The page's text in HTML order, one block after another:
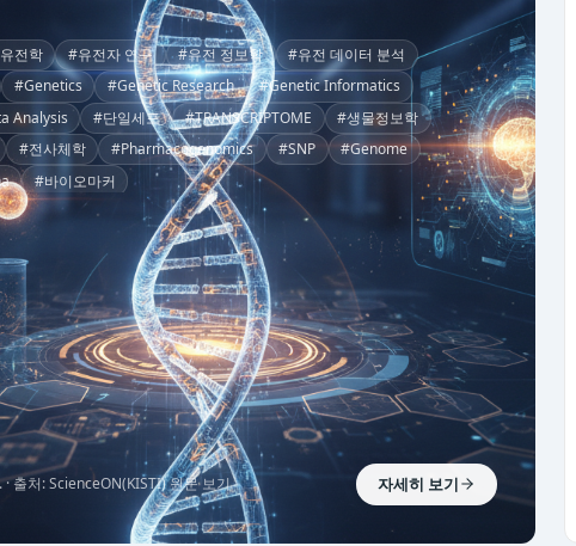
전학 #유전자 연구 #유전 정보학
#유전 데이터 분석
#Genetics #Genetic Research
#Genetic Informatics
Analysis
#단일세포 #TRANSCRIPTOME
#생물정보학
#전사체학 #Pharmacogenomics #SNP
#Genome
#바이오마커
· 출처: ScienceON(KISTI)원문 보기 자세히 보기